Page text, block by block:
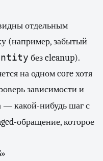
отдельным
(например, забытый
без cleanup).
на одном core хотя
зависимости и
— какой-нибудь шаг с
обращение, которое